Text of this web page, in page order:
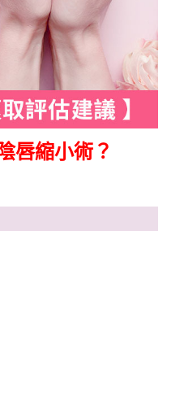
唇縮小術？